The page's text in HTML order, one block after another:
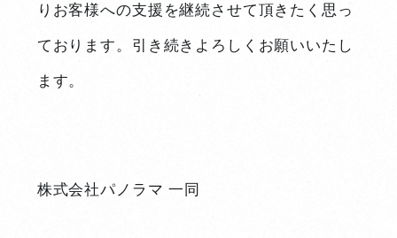
りお客様への支援を継続させて頂きたく思っ
ております。引き続きよろしくお願いいたし
ます。
株式会社パノラマ 一同